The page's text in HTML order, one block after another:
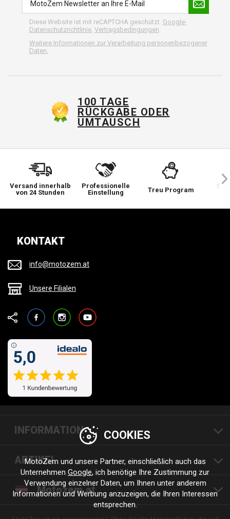
Diese Website ist mit reCAPTCHA geschützt. Google-
Datenschutzrichtlinie, Vertragsbedingungen
Weitere Informationen zur Verarbeitung personenbezogener
Daten.
100 TAGE
RÜCKGABE ODER
UMTAUSCH
Versand innerhalb
von 24 Stunden
Professionelle
Einstellung
Treu Program
Sie
KONTAKT
info@motozem.at
Unsere Filialen
FacebookInstagramYouTube
INFORMATION
ARTIKEL
Motozem.at
COOKIES
MotoZem und unsere Partner, einschließlich auch das
Unternehmen Google, ich benötige Ihre Zustimmung zur
Verwendung einzelner Daten, um Ihnen unter anderem
Informationen und Werbung anzuzeigen, die Ihren Interessen
entsprechen.